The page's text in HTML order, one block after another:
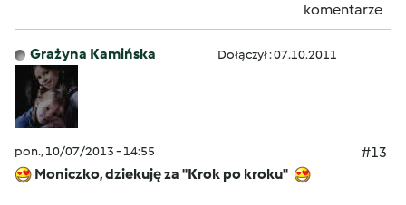
komentarze
Grażyna Kamińska Dołączył : 07.10.2011
pon., 10/07/2013 - 14:55
#13
Moniczko, dziekuję za "Krok po kroku"